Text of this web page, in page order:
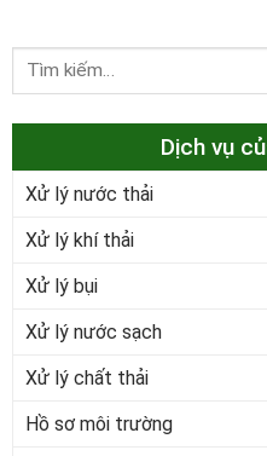
Dịch vụ
Xử lý nước thải
Xử lý khí thải
Xử lý bụi
Xử lý nước sạch
Xử lý chất thải
Hồ sơ môi trường